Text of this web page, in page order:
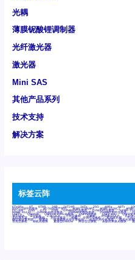
光耦
薄膜铌酸锂调制器
光纤激光器
激光器
Mini SAS
其他产品系列
技术支持
解决方案
标签云阵
6Tx6Rx 8T 8T8R 24R 24T24R 24Tx 25G 48Rx 48Tx
800G OSFP光模块 AD7606国产替代 AFBR-57B4APZ AFBR-1528CZ
DC~4M DSS DTS DVS GYMB光纤连接器 GYM光纤连接器 HFBR-
HFBR-4513Z J599A6光纤连接器 J599A8光电连接器 J599MT光纤连接器
QSFP+ QSFP28 QSFP28 100G光模块 QSFP28笼座 QSFP 40G QSFP笼
SFP MSA SFP笼座 Z-BLOCK 万兆交换机 交换机 光切换仪OLP 光开关
光纤激光器 光纤跳线 光纤连接器 光耦 全国产交换机 军品级光耦 千兆
微型波分复用器 探测器 收发模块光学引擎组件 机架式光纤收发器 模拟光发射
百兆交换机 相机光模块 紧凑型DWDM 网管型交换机 表贴式单路光模块 通